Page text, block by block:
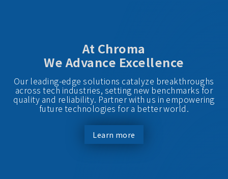
At Chroma
We Advance Excellence
Our leading-edge solutions catalyze breakthroughs
across tech industries, setting new benchmarks for
quality and reliability. Partner with us in empowering
future technologies for a better world.
Learn more